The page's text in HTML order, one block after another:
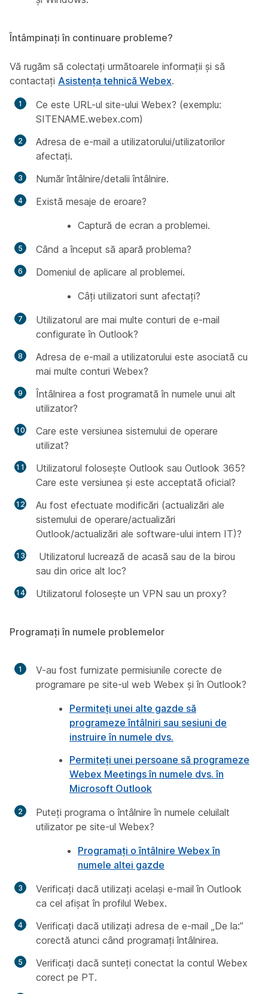
Întâmpinați în continuare probleme?
Vă rugăm să colectați următoarele informații și să
contactați Asistența tehnică Webex.
Ce este URL-ul site-ului Webex? (exemplu:
SITENAME.webex.com)
Adresa de e-mail a utilizatorului/utilizatorilor
afectați.
Număr întâlnire/detalii întâlnire.
Există mesaje de eroare?
Captură de ecran a problemei.
Când a început să apară problema?
Domeniul de aplicare al problemei.
Câți utilizatori sunt afectați?
Utilizatorul are mai multe conturi de e-mail
configurate în Outlook?
Adresa de e-mail a utilizatorului este asociată cu
mai multe conturi Webex?
Întâlnirea a fost programată în numele unui alt
utilizator?
Care este versiunea sistemului de operare
utilizat?
Utilizatorul folosește Outlook sau Outlook 365?
Care este versiunea și este acceptată oficial?
Au fost efectuate modificări (actualizări ale
sistemului de operare/actualizări
Outlook/actualizări ale software-ului intern IT)?
Utilizatorul lucrează de acasă sau de la birou
sau din orice alt loc?
Utilizatorul folosește un VPN sau un proxy?
Programați în numele problemelor
V-au fost furnizate permisiunile corecte de
programare pe site-ul web Webex și în Outlook?
Permiteți unei alte gazde să
programeze întâlniri sau sesiuni de
instruire în numele dvs.
Permiteți unei persoane să programeze
Webex Meetings în numele dvs. în
Microsoft Outlook
Puteți programa o întâlnire în numele celuilalt
utilizator pe site-ul Webex?
Programați o întâlnire Webex în
numele altei gazde
Verificați dacă utilizați același e-mail în Outlook
ca cel afișat în profilul Webex.
Verificați dacă utilizați adresa de e-mail „De la:”
corectă atunci când programați întâlnirea.
Verificați dacă sunteți conectat la contul Webex
corect pe PT.